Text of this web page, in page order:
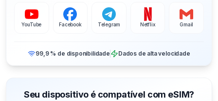
YouTube Facebook Telegram Netflix Gmail
99,9 % de disponibilidade Dados de alta velocidade
Seu dispositivo é compatível com eSIM?